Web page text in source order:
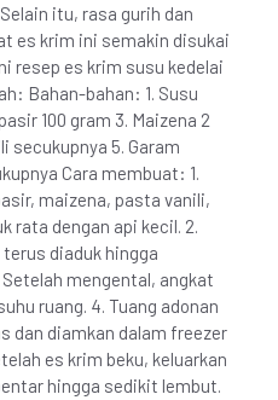
itu, rasa gurih dan
es krim ini semakin disukai
resep es krim susu kedelai
Bahan-bahan: 1. Susu
100 gram 3. Maizena 2
secukupnya 5. Garam
Cara membuat: 1.
maizena, pasta vanili,
rata dengan api kecil. 2.
diaduk hingga
mengental, angkat
ruang. 4. Tuang adonan
dan diamkan dalam freezer
es krim beku, keluarkan
hingga sedikit lembut.